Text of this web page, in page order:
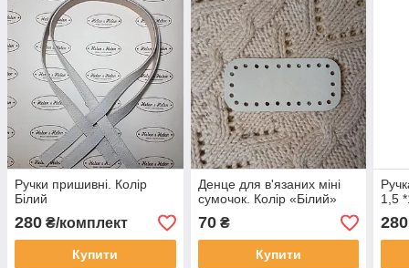
Ручки пришивні. Колір
Білий
280 ₴/комплект
Купити
Денце для в'язаних міні
сумочок. Колір «Білий»
70₴
Купити
1,5
280